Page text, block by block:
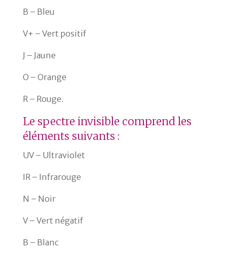
B – Bleu
V+ – Vert positif
J – Jaune
O – Orange
R – Rouge.
Le spectre invisible comprend les
éléments suivants :
UV – Ultraviolet
IR – Infrarouge
N – Noir
V – Vert négatif
B – Blanc